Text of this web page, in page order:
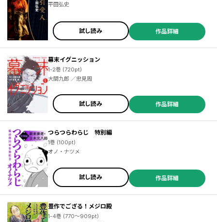
平田弘史
試し読み 作品詳細
幕末イグニッション
1-2巻 (720pt)
大間九郎 ／忠見周
試し読み 作品詳細
つらつらわらじ 特別編
1巻 (100pt)
オノ・ナツメ
試し読み 作品詳細
豊作でござる！メジロ殿
1-4巻 (770～909pt)